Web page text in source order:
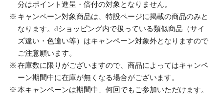
分はポイント進呈・倍付の対象となりません。
キャンペーン対象商品は、特設ページに掲載の商品のみと
なります。dショッピング内で扱っている類似商品（サイ
ズ違い・色違い等）はキャンペーン対象外となりますので
ご注意願います。
在庫数に限りがございますので、商品によってはキャンペ
ーン期間中に在庫が無くなる場合がございます。
本キャンペーンは期間中、何回でもご参加いただけます。